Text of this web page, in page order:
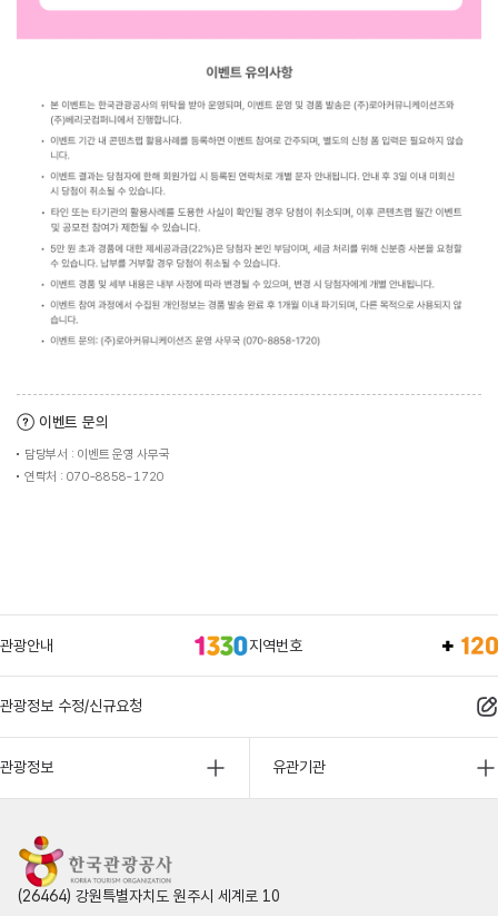
이벤트 문의
담당부서 : 이벤트 운영 사무국
연락처 : 070-8858-1720
관광안내 지역번호
관광정보 수정/신규요청
관광정보 유관기관
(26464) 강원특별자치도 원주시 세계로 10